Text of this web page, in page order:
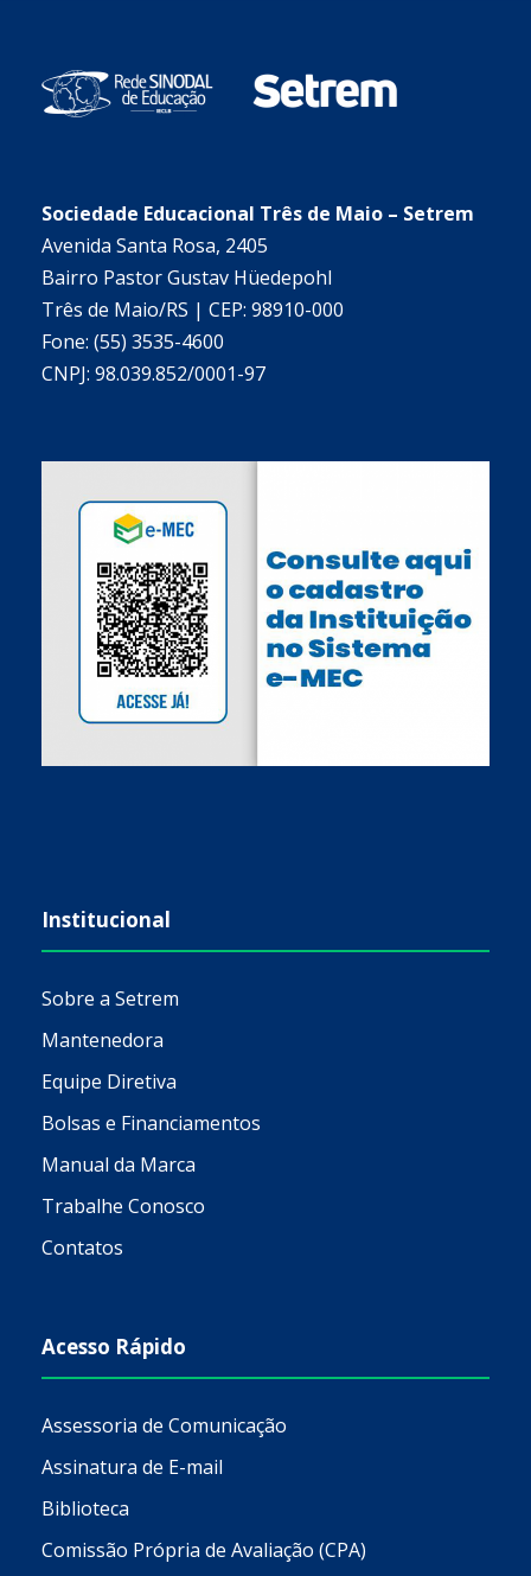
Sociedade Educacional Três de Maio – Setrem
Avenida Santa Rosa, 2405
Bairro Pastor Gustav Hüedepohl
Três de Maio/RS | CEP: 98910-000
Fone: (55) 3535-4600
CNPJ: 98.039.852/0001-97
Institucional
Sobre a Setrem
Mantenedora
Equipe Diretiva
Bolsas e Financiamentos
Manual da Marca
Trabalhe Conosco
Contatos
Acesso Rápido
Assessoria de Comunicação
Assinatura de E-mail
Biblioteca
Comissão Própria de Avaliação (CPA)